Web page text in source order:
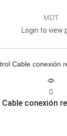
MDT
Login to view
conexión